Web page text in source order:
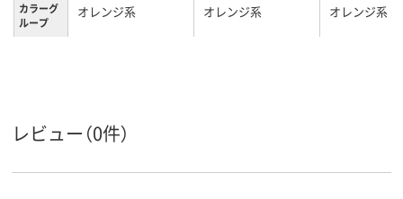
カラーグ
ループ
オレンジ系 オレンジ系 オレンジ系
レビュー（0件）